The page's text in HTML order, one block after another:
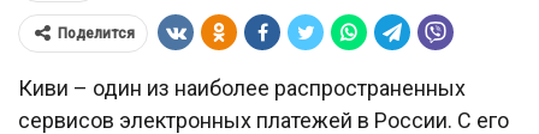
Поделится
Киви – один из наиболее распространенных
сервисов электронных платежей в России. С его